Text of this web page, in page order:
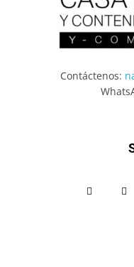
Contáctenos: